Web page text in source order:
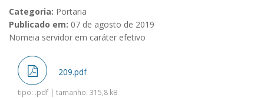
Categoria: Portaria
Publicado em: 07 de agosto de 2019
Nomeia servidor em caráter efetivo
209.pdf
tipo: .pdf | tamanho: 315,8 kB